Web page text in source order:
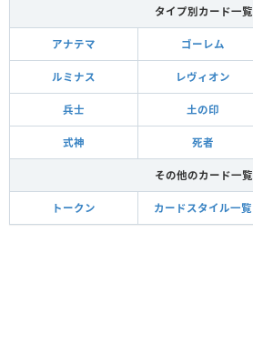
タイプ別カード一覧
アナテマ ゴーレム
ルミナス レヴィオン
兵士 土の印
式神 死者
その他のカード一覧
トークン カードスタイル一覧